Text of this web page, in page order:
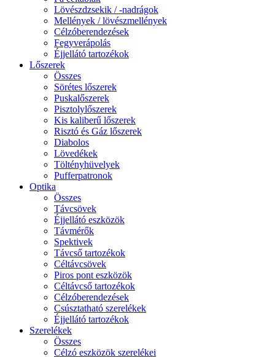
Lövészdzsekik / -nadrágok
Mellények / lövészmellények
Célzóberendezések
Fegyverápolás
Éjjellátó tartozékok
Lőszerek
Összes
Sörétes lőszerek
Puskalőszerek
Pisztolylőszerek
Kis kaliberű lőszerek
Risztó és Gáz lőszerek
Diabolos
Lövedékek
Töltényhüvelyek
Pufferpatronok
Optika
Összes
Távcsövek
Éjjellátó eszközök
Távmérők
Spektivek
Távcső tartozékok
Céltávcsövek
Piros pont eszközök
Céltávcső tartozékok
Célzóberendezések
Csúsztatható szerelékek
Éjjellátó tartozékok
Szerelékek
Összes
Célzó eszközök szerelékei